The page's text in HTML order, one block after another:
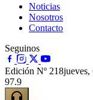
Noticias
Nosotros
Contacto
Seguinos
Edición Nº 218jueves,
97.9